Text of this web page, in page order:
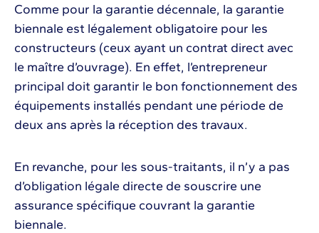
Comme pour la garantie décennale, la garantie
biennale est légalement obligatoire pour les
constructeurs (ceux ayant un contrat direct avec
le maître d’ouvrage). En effet, l’entrepreneur
principal doit garantir le bon fonctionnement des
équipements installés pendant une période de
deux ans après la réception des travaux.
En revanche, pour les sous-traitants, il n’y a pas
d’obligation légale directe de souscrire une
assurance spécifique couvrant la garantie
biennale.